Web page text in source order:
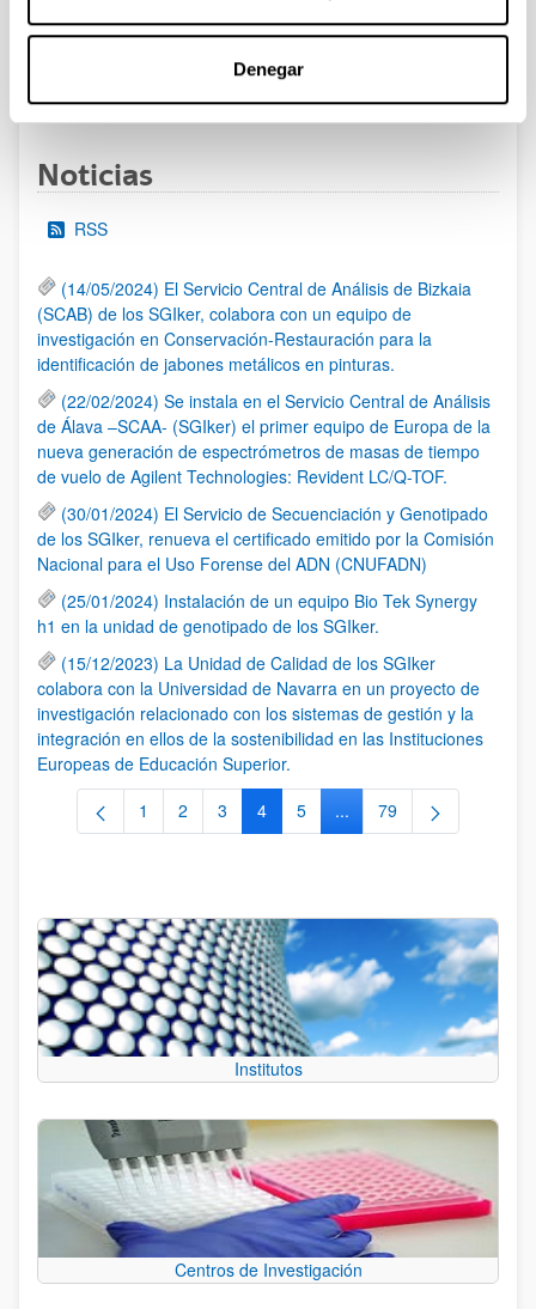
Denegar
Páginas intermedias Use
Noticias
RSS
(14/05/2024) El Servicio Central de Análisis de Bizkaia
(SCAB) de los SGIker, colabora con un equipo de
investigación en Conservación-Restauración para la
identificación de jabones metálicos en pinturas.
(22/02/2024) Se instala en el Servicio Central de Análisis
de Álava –SCAA- (SGIker) el primer equipo de Europa de la
nueva generación de espectrómetros de masas de tiempo
de vuelo de Agilent Technologies: Revident LC/Q-TOF.
(30/01/2024) El Servicio de Secuenciación y Genotipado
de los SGIker, renueva el certificado emitido por la Comisión
Nacional para el Uso Forense del ADN (CNUFADN)
(25/01/2024) Instalación de un equipo Bio Tek Synergy
h1 en la unidad de genotipado de los SGIker.
(15/12/2023) La Unidad de Calidad de los SGIker
colabora con la Universidad de Navarra en un proyecto de
investigación relacionado con los sistemas de gestión y la
integración en ellos de la sostenibilidad en las Instituciones
Europeas de Educación Superior.
Página
1 Página
2 Página
3 Página
4 Página
5 ...Páginas intermedias
Página
79
Institutos
Centros de Investigación